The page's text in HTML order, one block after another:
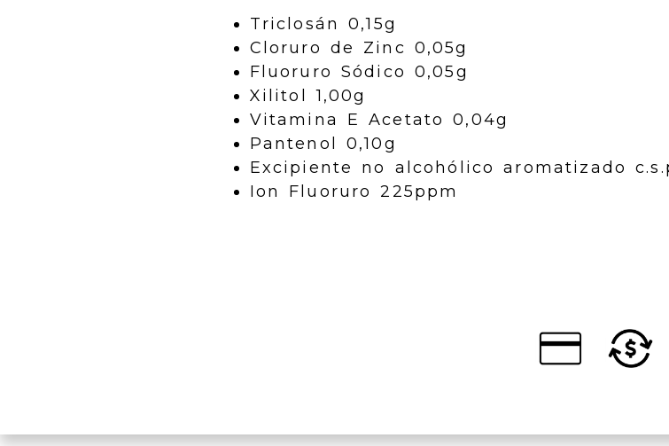
Triclosán 0,15g
Cloruro de Zinc 0,05g
Fluoruro Sódico 0,05g
Xilitol 1,00g
Vitamina E Acetato 0,04g
Pantenol 0,10g
Excipiente no alcohólico aromatizado
Ion Fluoruro 225ppm